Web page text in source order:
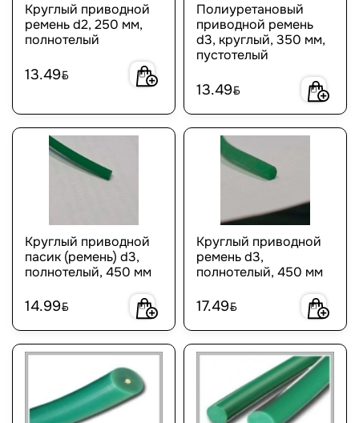
Круглый приводной
ремень d2, 250 мм,
полнотелый
13.49BYN
Полиуретановый
приводной ремень
d3, круглый, 350 мм,
пустотелый
13.49BYN
Круглый приводной
пасик (ремень) d3,
полнотелый, 450 мм
14.99BYN
Круглый приводной
ремень d3,
полнотелый, 450 мм
17.49BYN